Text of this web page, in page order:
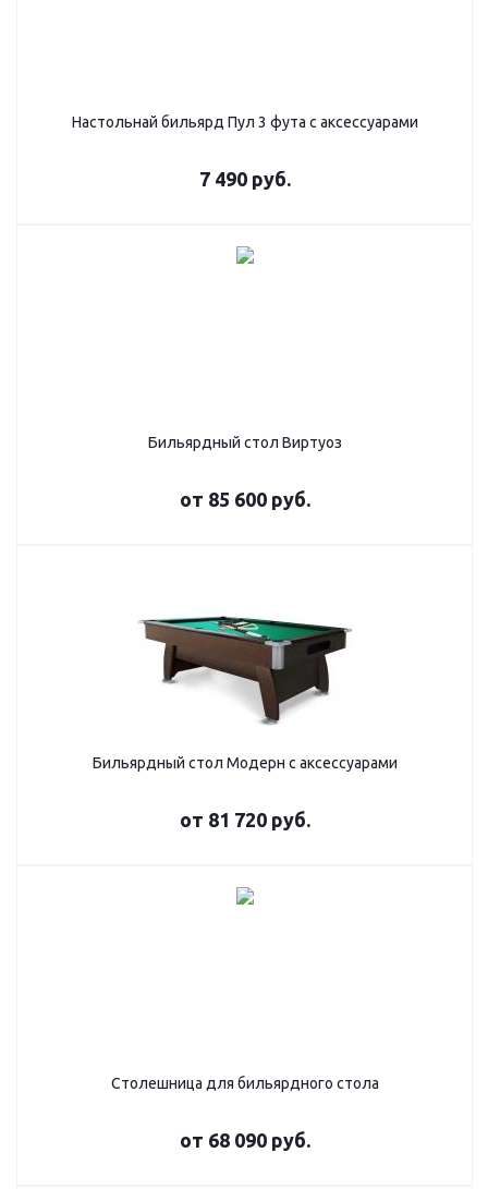
Настольнай бильярд Пул 3 фута с аксессуарами
7 490 руб.
Бильярдный стол Виртуоз
от 85 600 руб.
Бильярдный стол Модерн с аксессуарами
от 81 720 руб.
Столешница для бильярдного стола
от 68 090 руб.